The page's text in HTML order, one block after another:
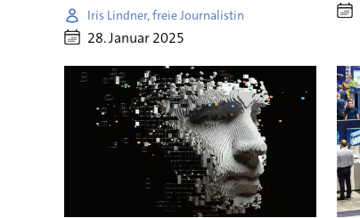
Iris Lindner, freie Journalistin
28. Januar 2025